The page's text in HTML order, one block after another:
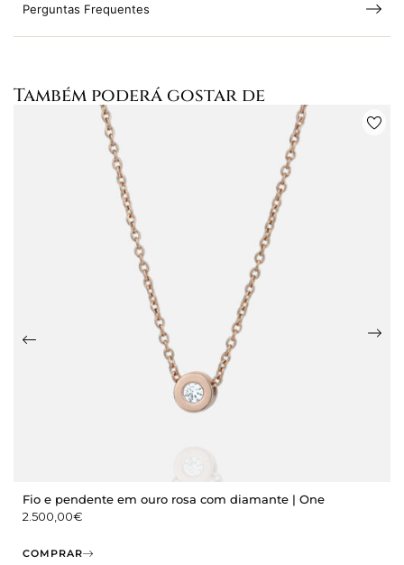
Perguntas Frequentes
Também poderá gostar de
Fio e pendente em ouro rosa com diamante | One
2.500,00€
COMPRAR